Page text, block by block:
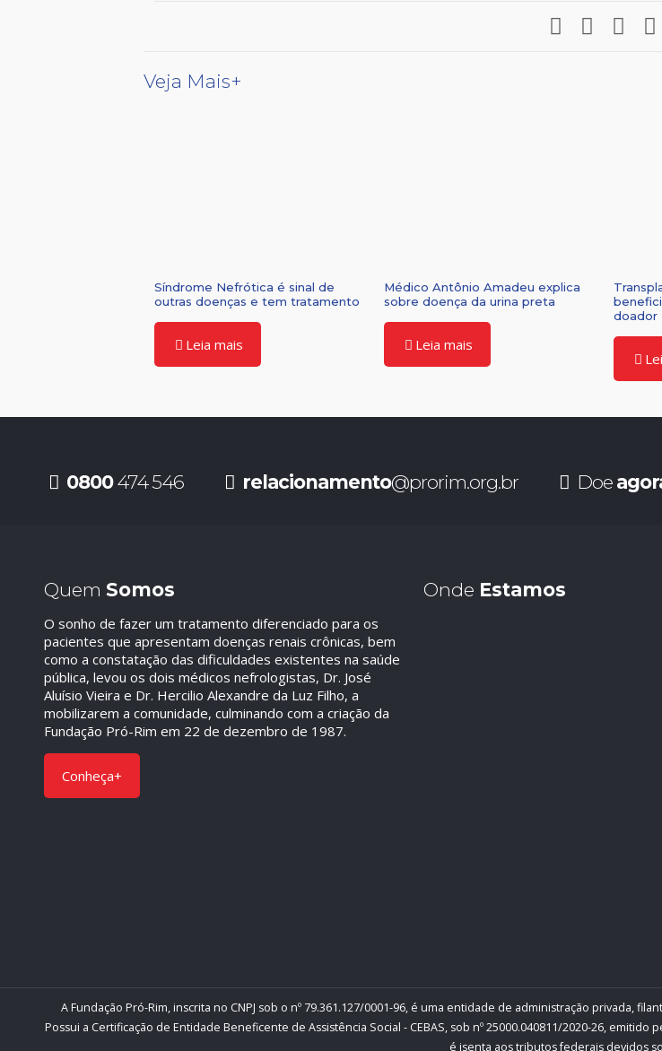
Veja Mais+
Síndrome Nefrótica é sinal de
outras doenças e tem tratamento
Leia mais
Médico Antônio Amadeu explica
sobre doença da urina preta
Leia mais
doador
0800474 546 relacionamento@prorim.org.br Doe
Quem Somos
O sonho de fazer um tratamento diferenciado para os
pacientes que apresentam doenças renais crônicas, bem
como a constatação das dificuldades existentes na saúde
pública, levou os dois médicos nefrologistas, Dr. José
Aluísio Vieira e Dr. Hercilio Alexandre da Luz Filho, a
mobilizarem a comunidade, culminando com a criação da
Fundação Pró-Rim em 22 de dezembro de 1987.
Conheça+
Onde Estamos
A Fundação Pró-Rim, inscrita no CNPJ sob o nº 79.361.127/0001-96, é uma entidade de administração privada,
Possui a Certificação de Entidade Beneficente de Assistência Social - CEBAS, sob nº 25000.040811/2020-26,
é isenta aos tributos federais devidos